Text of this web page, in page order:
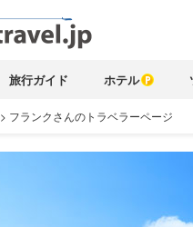
旅行ガイド ホテル
> フランクさんのトラベラーページ